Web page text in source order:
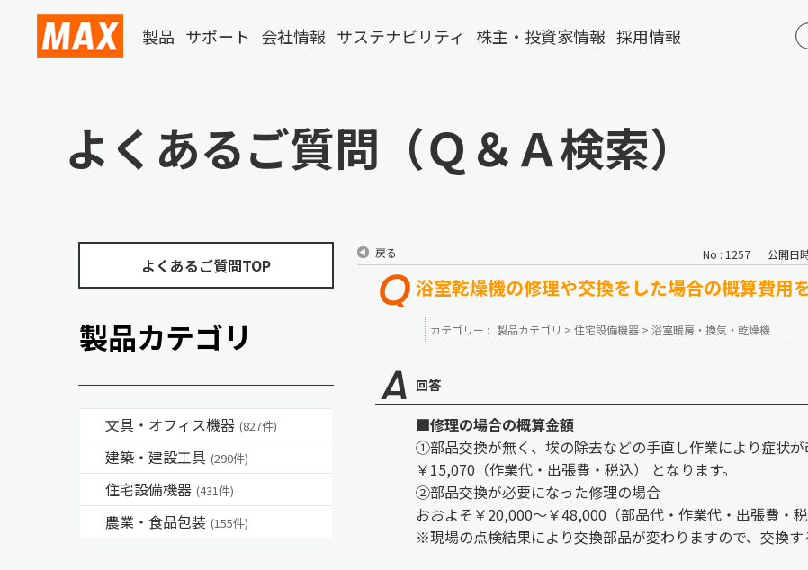
製品 サポート 会社情報 サステナビリティ 株主・投資家情報 採用情報
よくあるご質問（Ｑ＆Ａ検索）
よくあるご質問TOP
製品カテゴリ
文具・オフィス機器 (827件)
建築・建設工具 (290件)
住宅設備機器 (431件)
農業・食品包装 (155件)
戻る No : 1257 公開日
浴室乾燥機の修理や交換をした場合の概算費用
カテゴリー : 製品カテゴリ > 住宅設備機器 > 浴室暖房・換気・乾燥機
回答
■修理の場合の概算金額
①部品交換が無く、埃の除去などの手直し作業により症状
￥15,070（作業代・出張費・税込） となります。
②部品交換が必要になった修理の場合
おおよそ￥20,000～￥48,000（部品代・作業代・出張費・税
※現場の点検結果により交換部品が変わりますので、交換す